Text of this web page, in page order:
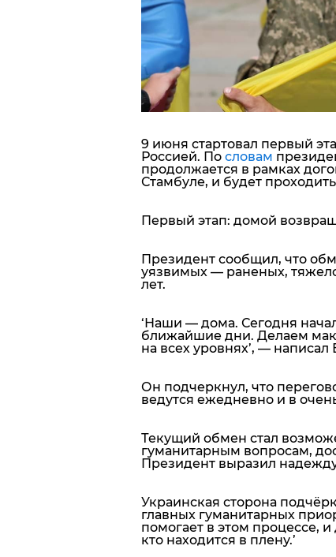
9 июня стартовал первый
Россией. По словам
продолжается в рамках
Стамбуле, и будет
Первый этап: домой
Президент сообщил, что
уязвимых — раненых,
лет.
‘Наши — дома. Сегодня
ближайшие дни. Делаем
на всех уровнях’, — написал
Он подчеркнул, что
ведутся ежедневно и в
Текущий обмен стал
гуманитарным вопросам,
Президент выразил
Украинская сторона
главных гуманитарных
помогает в этом процессе, и
кто находится в плену.’